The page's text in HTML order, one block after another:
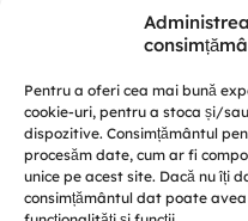
Pentru a oferi cea mai bună
cookie-uri, pentru a stoca și/
dispozitive. Consimțământul
procesăm date, cum ar fi
unice pe acest site. Dacă nu îți
consimțământul dat poate
Această platformă a fost realizată
consolidare a păcii” este
parteneriat cu Centrul de educație
Conflict Simulation, cu susținerea
Femeilor pentru Pace și Asistență